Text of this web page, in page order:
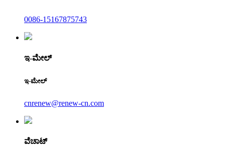
0086-15167875743
ಇ-ಮೇಲ್
ಇ-ಮೇಲ್
cnrenew@renew-cn.com
ವೆಚಾಟ್